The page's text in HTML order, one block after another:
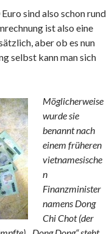
sind also schon rund
ist also eine
aber ob es nun
selbst kann man sich
Möglicherweise
wurde sie
benannt nach
einem früheren
vietnamesische
n
Finanzminister
namens Dong
Chi Chot (der